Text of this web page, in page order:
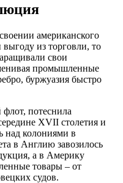
американского
из торговли, то
свои
промышленные
буржуазия быстро
потеснила
XVII столетия и
над колониями в
в Англию завозилось
а в Америку
товары – от
судов.